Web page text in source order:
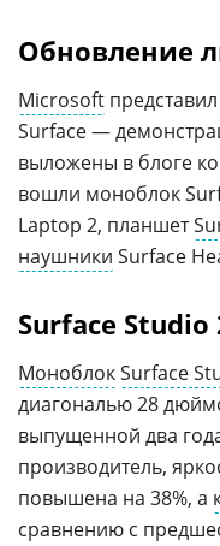
Обновление
Microsoft
Surface —
выложены в блоге
вошли моноблок
Laptop 2, планшет
наушники Surface
Surface Studio
МоноблокSurface
диагональю 28
выпущенной два
производитель,
повышена на 38%, а
сравнению с